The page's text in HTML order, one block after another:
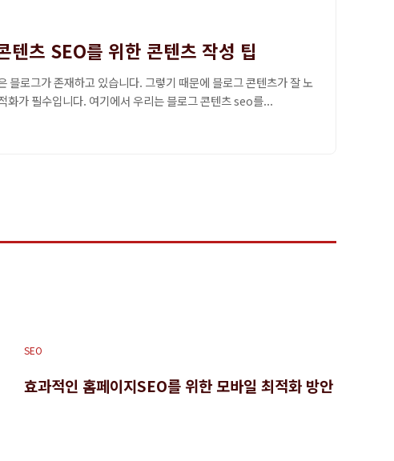
텐츠 SEO를 위한 콘텐츠 작성 팁
블로그가 존재하고 있습니다. 그렇기 때문에 블로그 콘텐츠가 잘 노
화가 필수입니다. 여기에서 우리는 블로그 콘텐츠 seo를...
SEO
효과적인 홈페이지SEO를 위한 모바일 최적화 방안